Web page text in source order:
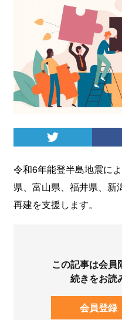
ダウンロード
令和6年能登半島地震に
県、富山県、福井県、新
再建を支援します。
この記事は会員
続きをお読
会員登録